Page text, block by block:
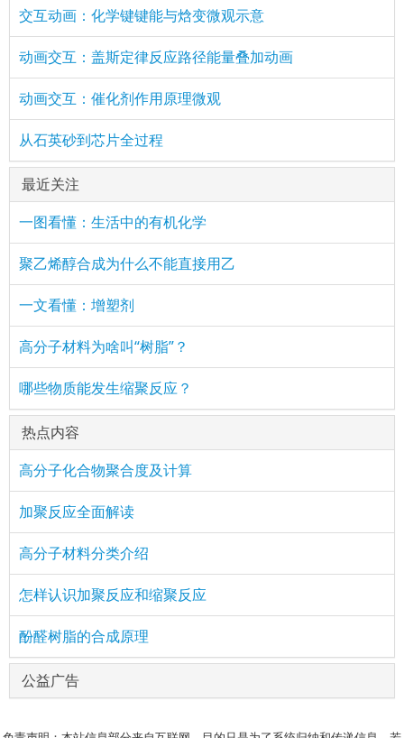
交互动画：化学键键能与焓变微观示意
动画交互：盖斯定律反应路径能量叠加动画
动画交互：催化剂作用原理微观
从石英砂到芯片全过程
最近关注
一图看懂：生活中的有机化学
聚乙烯醇合成为什么不能直接用乙
一文看懂：增塑剂
高分子材料为啥叫“树脂”？
哪些物质能发生缩聚反应？
热点内容
高分子化合物聚合度及计算
加聚反应全面解读
高分子材料分类介绍
怎样认识加聚反应和缩聚反应
酚醛树脂的合成原理
公益广告